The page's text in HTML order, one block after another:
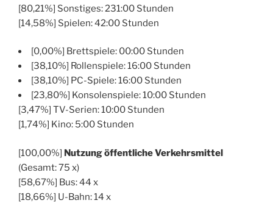
[80,21%] Sonstiges: 231:00 Stunden
[14,58%] Spielen: 42:00 Stunden
[0,00%] Brettspiele: 00:00 Stunden
[38,10%] Rollenspiele: 16:00 Stunden
[38,10%] PC-Spiele: 16:00 Stunden
[23,80%] Konsolenspiele: 10:00 Stunden
[3,47%] TV-Serien: 10:00 Stunden
[1,74%] Kino: 5:00 Stunden
[100,00%] Nutzung öffentliche Verkehrsmittel
(Gesamt: 75 x)
[58,67%] Bus: 44 x
[18,66%] U-Bahn: 14 x